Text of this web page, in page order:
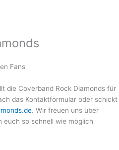
die Coverband Rock Diamonds für
das Kontaktformular oder schickt
. Wir freuen uns über
euch so schnell wie möglich